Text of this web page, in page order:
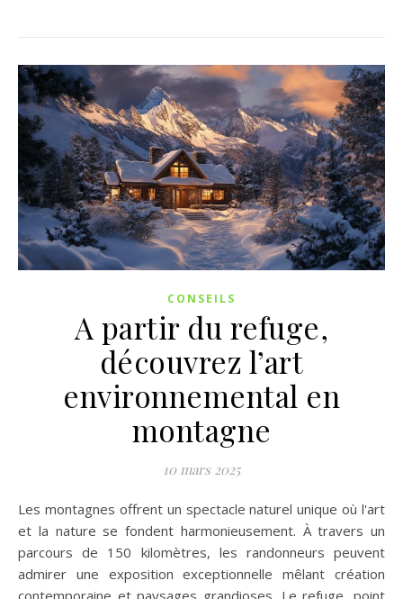
CONSEILS
A partir du refuge,
découvrez l’art
environnemental en
montagne
10 mars 2025
Les montagnes offrent un spectacle naturel unique où l'art
et la nature se fondent harmonieusement. À travers un
parcours de 150 kilomètres, les randonneurs peuvent
admirer une exposition exceptionnelle mêlant création